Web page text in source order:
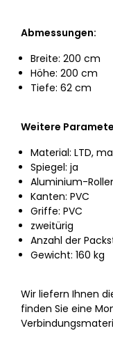
Abmessungen:
Breite: 200 cm
Höhe: 200 cm
Tiefe: 62 cm
Weitere
Material: LTD,
Spiegel: ja
Aluminium-
Kanten: PVC
Griffe: PVC
zweitürig
Anzahl der
Gewicht: 160 kg
Wir liefern Ihnen
finden Sie eine